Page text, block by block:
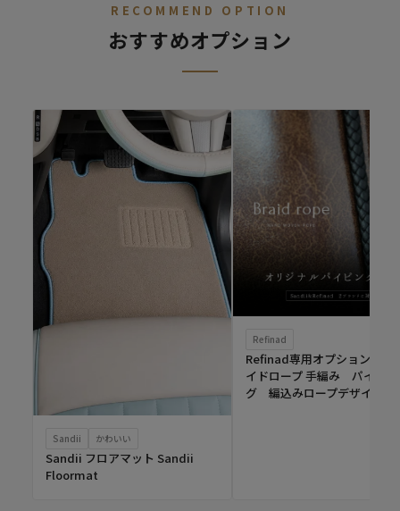
があればご連絡ください。
ファブリック シートカバー診断
RECOMMEND OPTION
おすすめオプション
Sandii かわいい
Sandii フロアマット Sandii
Floormat
Refinad
Refinad専用オプション ブ
イドロープ 手編み パイピン
グ 編込みロープデザイン